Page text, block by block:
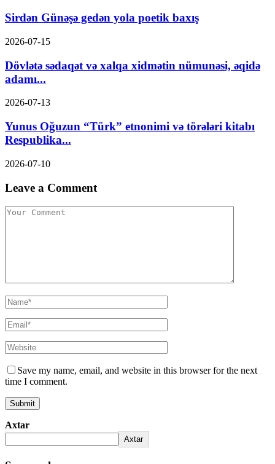
Sirdən Günəşə gedən yola poetik baxış
2026-07-15
Dövlətə sədaqət və xalqa xidmətin nümunəsi, əqidə
adamı...
2026-07-13
Yunus Oğuzun “Türk” etnonimi və törələri kitabı
Respublika...
2026-07-10
Leave a Comment
Save my name, email, and website in this browser for the next
time I comment.
Axtar
Axtar